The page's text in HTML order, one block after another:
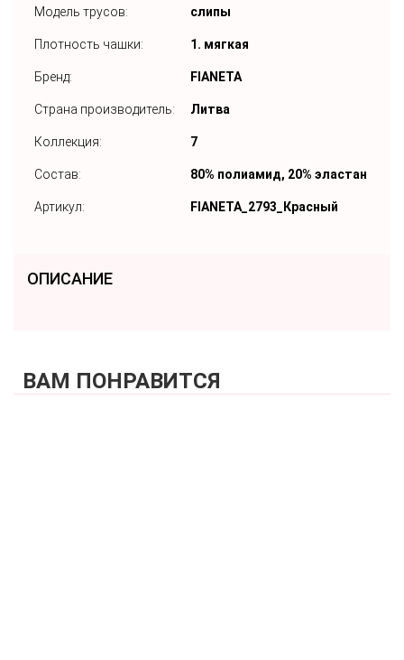
Модель трусов: слипы
Плотность чашки: 1. мягкая
Бренд: FIANETA
Страна производитель: Литва
Коллекция: 7
Состав: 80% полиамид, 20% эластан
Артикул: FIANETA_2793_Красный
ОПИСАНИЕ
ВАМ ПОНРАВИТСЯ